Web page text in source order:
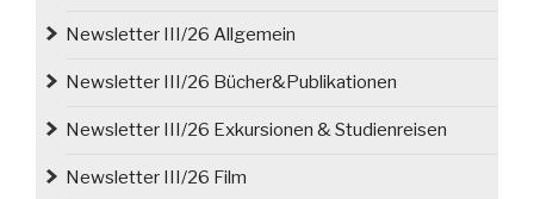
Newsletter III/26 Allgemein
Newsletter III/26 Bücher&Publikationen
Newsletter III/26 Exkursionen & Studienreisen
Newsletter III/26 Film